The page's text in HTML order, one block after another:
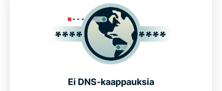
Ei DNS-kaappauksia